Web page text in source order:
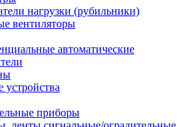
нагрузки (рубильники)
вентиляторы
автоматические
устройства
приборы